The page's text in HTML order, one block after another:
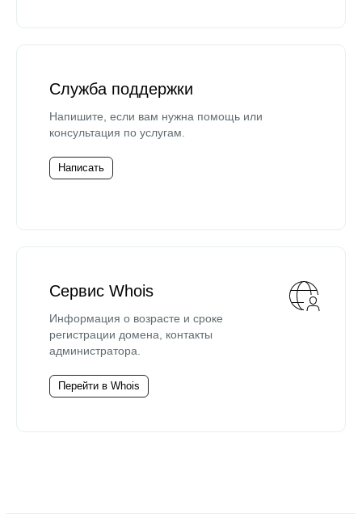
Служба поддержки
Напишите, если вам нужна помощь или
консультация по услугам.
Написать
Сервис Whois
Информация о возрасте и сроке
регистрации домена, контакты
администратора.
Перейти в Whois